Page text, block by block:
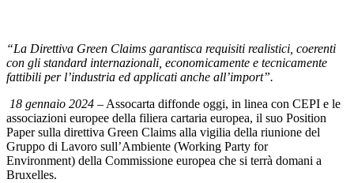
“La Direttiva Green Claims garantisca requisiti realistici, coerenti
con gli standard internazionali, economicamente e tecnicamente
fattibili per l’industria ed applicati anche all’import”.
18 gennaio 2024 – Assocarta diffonde oggi, in linea con CEPI e le
associazioni europee della filiera cartaria europea, il suo Position
Paper sulla direttiva Green Claims alla vigilia della riunione del
Gruppo di Lavoro sull’Ambiente (Working Party for
Environment) della Commissione europea che si terrà domani a
Bruxelles.